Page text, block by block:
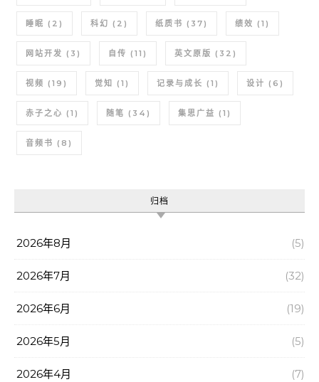
睡眠 (2) 科幻 (2) 纸质书 (37) 绩效 (1)
网站开发 (3) 自传 (11) 英文原版 (32)
视频 (19) 觉知 (1) 记录与成长 (1) 设计 (6)
赤子之心 (1) 随笔 (34) 集思广益 (1)
音频书 (8)
归档
2026年8月 (5)
2026年7月 (32)
2026年6月 (19)
2026年5月 (5)
2026年4月 (7)